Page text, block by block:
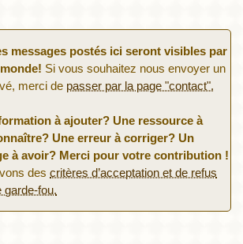
messages postés ici seront visibles par
Si vous souhaitez nous envoyer un
merci de passer par la page "contact".
à ajouter? Une ressource à
Une erreur à corriger? Un
à avoir? Merci pour votre contribution !
descritères d’acceptation et de refus
garde-fou.